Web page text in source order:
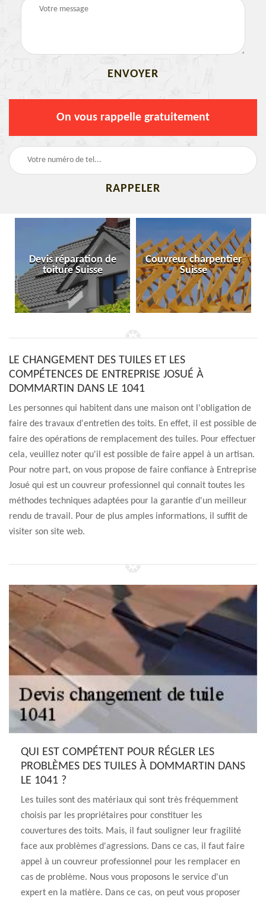
On vous rappelle gratuitement
Devis réparation de
toiture Suisse
Couvreur charpentier
Suisse
LE CHANGEMENT DES TUILES ET LES
COMPÉTENCES DE ENTREPRISE JOSUÉ À
DOMMARTIN DANS LE 1041
Les personnes qui habitent dans une maison ont l'obligation de
faire des travaux d'entretien des toits. En effet, il est possible de
faire des opérations de remplacement des tuiles. Pour effectuer
cela, veuillez noter qu'il est possible de faire appel à un artisan.
Pour notre part, on vous propose de faire confiance à Entreprise
Josué qui est un couvreur professionnel qui connait toutes les
méthodes techniques adaptées pour la garantie d'un meilleur
rendu de travail. Pour de plus amples informations, il suffit de
visiter son site web.
QUI EST COMPÉTENT POUR RÉGLER LES
PROBLÈMES DES TUILES À DOMMARTIN DANS
LE 1041 ?
Les tuiles sont des matériaux qui sont très fréquemment
choisis par les propriétaires pour constituer les
couvertures des toits. Mais, il faut souligner leur fragilité
face aux problèmes d'agressions. Dans ce cas, il faut faire
appel à un couvreur professionnel pour les remplacer en
cas de problème. Nous vous proposons le service d'un
expert en la matière. Dans ce cas, on peut vous proposer